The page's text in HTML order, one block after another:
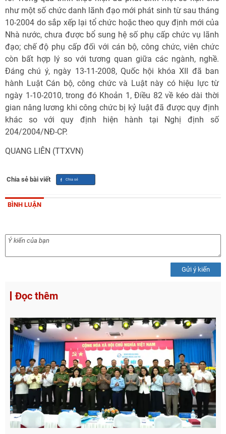
như một số chức danh lãnh đạo mới phát sinh từ sau tháng
10-2004 do sắp xếp lại tổ chức hoặc theo quy định mới của
Nhà nước, chưa được bổ sung hệ số phụ cấp chức vụ lãnh
đạo; chế độ phụ cấp đối với cán bộ, công chức, viên chức
còn bất hợp lý so với tương quan giữa các ngành, nghề.
Đáng chú ý, ngày 13-11-2008, Quốc hội khóa XII đã ban
hành Luật Cán bộ, công chức và Luật này có hiệu lực từ
ngày 1-10-2010, trong đó Khoản 1, Điều 82 về kéo dài thời
gian nâng lương khi công chức bị kỷ luật đã được quy định
khác so với quy định hiện hành tại Nghị định số
204/2004/NĐ-CP.
QUANG LIÊN (TTXVN)
Chia sẻ bài viết
BÌNH LUẬN
Gửi ý kiến
Đọc thêm